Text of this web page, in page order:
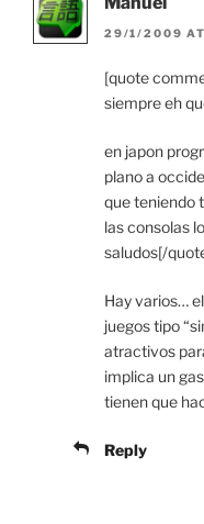
29/1/2009
[quote
siempre eh
en japon
plano a
que teniendo
las consolas
saludos[/
Hay varios…
juegos tipo
atractivos
implica un
tienen que
Reply